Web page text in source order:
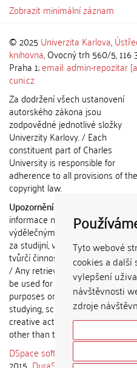
Tyto webové
cookies a další
vylepšení
návštěvnosti
zdroje
Zobrazit minimální záznam
© 2025 Univerzita Karlova,
knihovna, Ovocný trh 560/5, 116
Praha 1;email: admin-repozitar
cuni.cz
Za dodržení všech ustanovení
autorského zákona jsou
zodpovědné jednotlivé složky
Univerzity Karlovy. / Each
constituent part of Charles
University is responsible for
adherence to all provisions of the
copyright law.
Upozornění / Notice:
informace nemohou být použity
výdělečným účelům nebo
za studijní, vědeckou nebo jinou
tvůrčí činnost jiné osoby než
/ Any retrieved information shall
be used for any commercial
purposes or claimed as results of
studying, scientific or any other
creative activities of any person
other than the author.
DSpace software
copyright ©